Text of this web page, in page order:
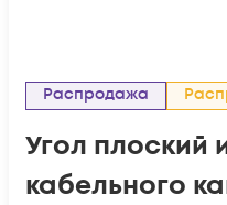
Распродажа
Угол плоский
кабельного